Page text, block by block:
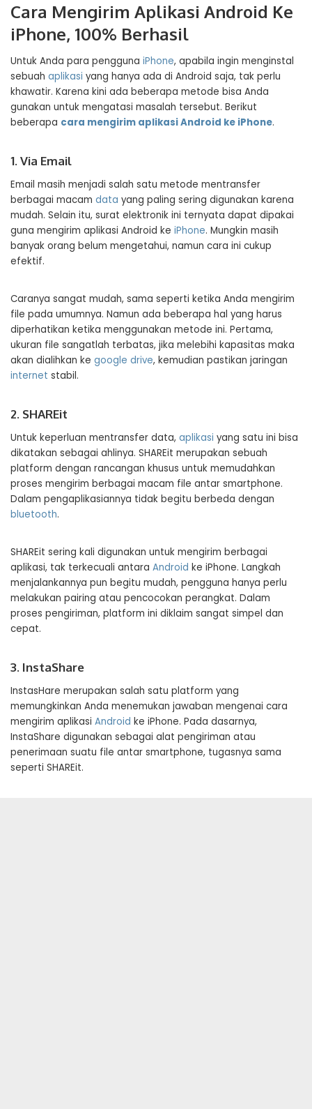
Cara Mengirim Aplikasi Android Ke
iPhone, 100% Berhasil
Untuk Anda para pengguna iPhone, apabila ingin menginstal
sebuah aplikasi yang hanya ada di Android saja, tak perlu
khawatir. Karena kini ada beberapa metode bisa Anda
gunakan untuk mengatasi masalah tersebut. Berikut
beberapa cara mengirim aplikasi Android ke iPhone.
1. Via Email
Email masih menjadi salah satu metode mentransfer
berbagai macam data yang paling sering digunakan karena
mudah. Selain itu, surat elektronik ini ternyata dapat dipakai
guna mengirim aplikasi Android ke iPhone. Mungkin masih
banyak orang belum mengetahui, namun cara ini cukup
efektif.
Caranya sangat mudah, sama seperti ketika Anda mengirim
file pada umumnya. Namun ada beberapa hal yang harus
diperhatikan ketika menggunakan metode ini. Pertama,
ukuran file sangatlah terbatas, jika melebihi kapasitas maka
akan dialihkan ke google drive, kemudian pastikan jaringan
internet stabil.
2. SHAREit
Untuk keperluan mentransfer data, aplikasi yang satu ini bisa
dikatakan sebagai ahlinya. SHAREit merupakan sebuah
platform dengan rancangan khusus untuk memudahkan
proses mengirim berbagai macam file antar smartphone.
Dalam pengaplikasiannya tidak begitu berbeda dengan
bluetooth.
SHAREit sering kali digunakan untuk mengirim berbagai
aplikasi, tak terkecuali antara Android ke iPhone. Langkah
menjalankannya pun begitu mudah, pengguna hanya perlu
melakukan pairing atau pencocokan perangkat. Dalam
proses pengiriman, platform ini diklaim sangat simpel dan
cepat.
3. InstaShare
InstasHare merupakan salah satu platform yang
memungkinkan Anda menemukan jawaban mengenai cara
mengirim aplikasi Android ke iPhone. Pada dasarnya,
InstaShare digunakan sebagai alat pengiriman atau
penerimaan suatu file antar smartphone, tugasnya sama
seperti SHAREit.